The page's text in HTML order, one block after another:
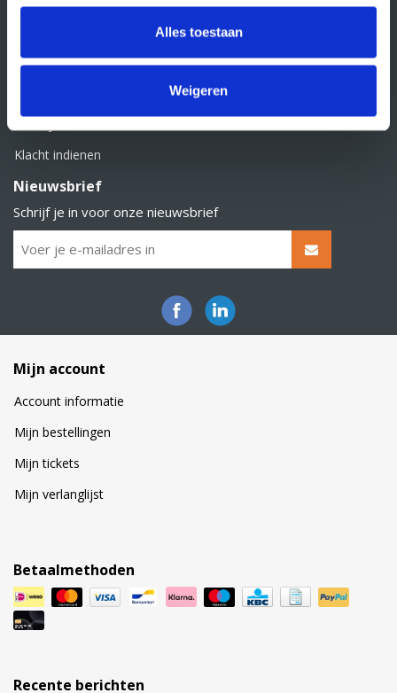
Alles toestaan
Weigeren
Retourbeleid
Klacht indienen
Nieuwsbrief
Schrijf je in voor onze nieuwsbrief
Mijn account
Account informatie
Mijn bestellingen
Mijn tickets
Mijn verlanglijst
Betaalmethoden
Recente berichten